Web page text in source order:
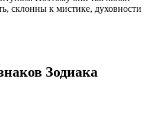
склонны к мистике, духовности
Зодиака